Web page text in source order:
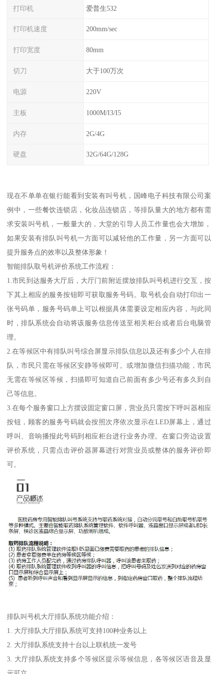
打印机 爱普生532
打印机速度 200mm/sec
打印宽度 80mm
切刀 大于100万次
电源 220V
主板 1000M/I3/I5
内存 2G/4G
硬盘 32G/64G/128G
现在不单单在银行能看到安装有叫号机，国峰电子科技有限公司案
例中，一些餐饮连锁店，化妆品连锁店，等排队量大的地方都有需
求安装叫号机，一般量大的，大堂的引导人员工作量也会大增加，
如果安装有排队叫号机一方面可以减轻他的工作量，另一方面可以
提升服务点的效率以及整体形象！
智能排队取号机评价系统工作流程：
1.市民到达服务大厅后，大厅门前附近摆放排队叫号机进行交互，按
下其上相应的服务按钮即可获取服务号码。取号机会自动打印出一
张号码单，服务号码单上可以根据具体需要设定相应内容，与此同
时，排队系统会自动将该服务信息传送至相关柜台或者后台电脑管
理。
2.在等候区中有排队叫号综合屏显示排队信息以及还有多少个人在排
队，市民只需在等候区安静等候即可。或增加微信扫描功能，市民
无需在等候区等候，扫描即可知道自己前面有多少号还有多久到自
己等信息。
3.在每个服务窗口上方摆设固定窗口屏，营业员只需按下呼叫器相应
按钮，顾客的服务号码就会按照次序依次显示在LED屏幕上，通过
呼叫、音响播报此号码到相应柜台进行业务办理。在窗口旁边设置
评价系统，只需点击评价器屏幕进行对营业员或整体的服务评价即
可。
排队叫号机大厅排队系统功能介绍：
1. 大厅排队大厅排队系统可支持100种业务以上
2. 大厅排队系统支持十台以上联机统一发号
3. 大厅排队系统支持多个等候区提示等候信息，各等候区语音及显